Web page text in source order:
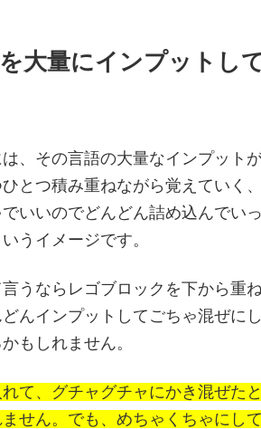
大量にインプットし
、その言語の大量なインプット
とつ積み重ねながら覚えていく
いいのでどんどん詰め込んでい
うイメージです。
うならレゴブロックを下から重
んインプットしてごちゃ混ぜに
もしれません。
て、グチャグチャにかき混ぜた
せん。でも、めちゃくちゃにし